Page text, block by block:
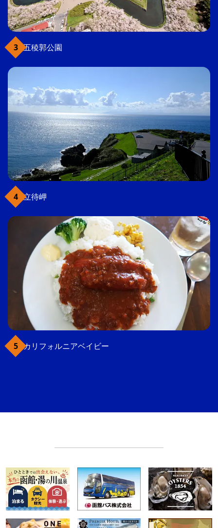
五稜郭公園
立待岬
カリフォルニアベイビー